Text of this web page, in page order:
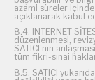
azami süreler
açıklanarak kabul
8.4. INTERNET
düzenlenmesi,
SATICI'nın
tüm fikri-sınai
8.5. SATICI